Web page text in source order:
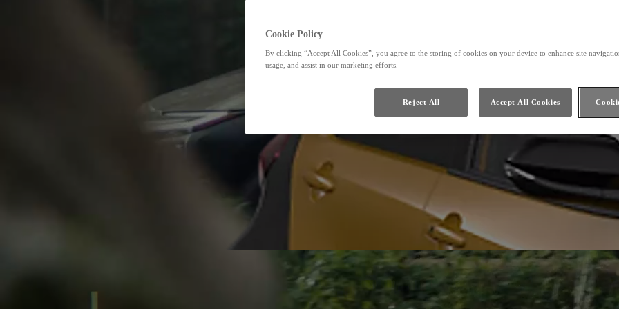
Cookie Policy
By clicking “Accept All Cookies”, you agree to the storing of cookies on your device to enhance site
usage, and assist in our marketing efforts.
Reject All Accept All Cookies